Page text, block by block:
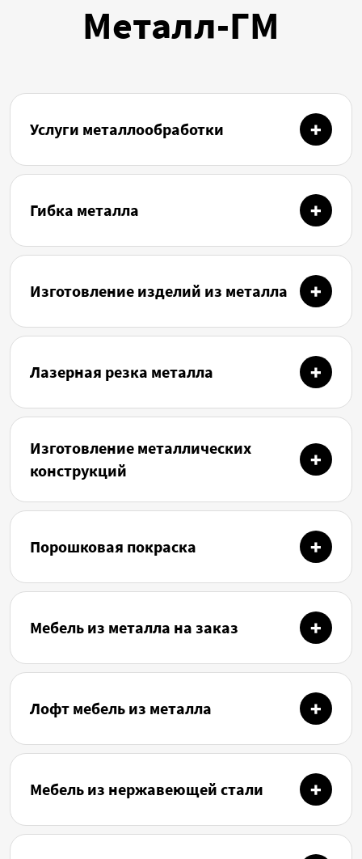
Металл-ГМ
Услуги металлообработки
Гибка металла
Изготовление изделий из металла
Лазерная резка металла
Изготовление металлических
конструкций
Порошковая покраска
Мебель из металла на заказ
Лофт мебель из металла
Мебель из нержавеющей стали